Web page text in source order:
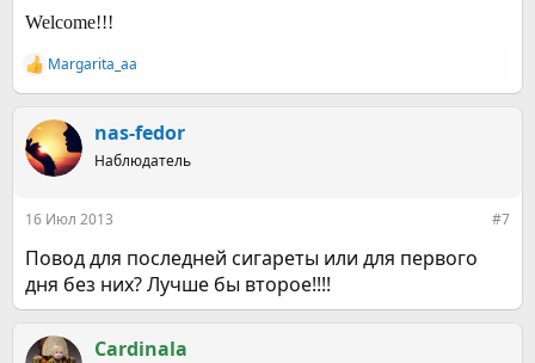
Welcome!!!
Р
е
к
ц
и
Margarita_aa
nas-fedor
Наблюдатель
16 Июл 2013 #7
Повод для последней сигареты или для первого
дня без них? Лучше бы второе!!!!
Cardinala